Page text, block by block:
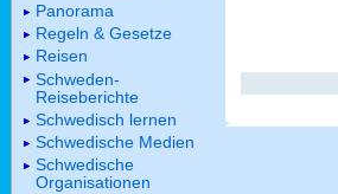
Panorama
Regeln & Gesetze
Reisen
Schweden-
Reiseberichte
Schwedisch lernen
Schwedische Medien
Schwedische
Organisationen